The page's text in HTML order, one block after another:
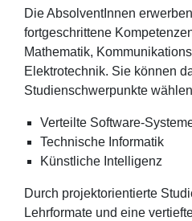
Die AbsolventInnen
fortgeschrittene
Mathematik,
Elektrotechnik. Sie können
Studienschwerpunkte
Verteilte Software-
Technische Informatik
Künstliche Intelligenz
Durch projektorientierte
Lehrformate und eine